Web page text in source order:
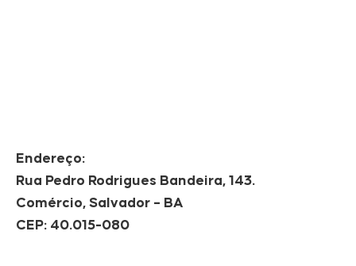
Endereço:
Rua Pedro Rodrigues Bandeira, 143.
Comércio, Salvador – BA
CEP: 40.015-080